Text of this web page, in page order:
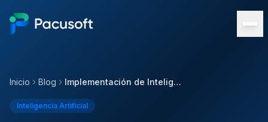
Inicio Blog Implementación de Inteligencia Artificial para Empresas en Ecuador: Guía Práctica
Inteligencia Artificial